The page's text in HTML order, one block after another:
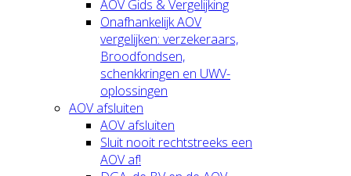
AOV Gids & Vergelijking
Onafhankelijk AOV
vergelijken: verzekeraars,
Broodfondsen,
schenkkringen en UWV-
oplossingen
AOV afsluiten
AOV afsluiten
Sluit nooit rechtstreeks een
AOV af!